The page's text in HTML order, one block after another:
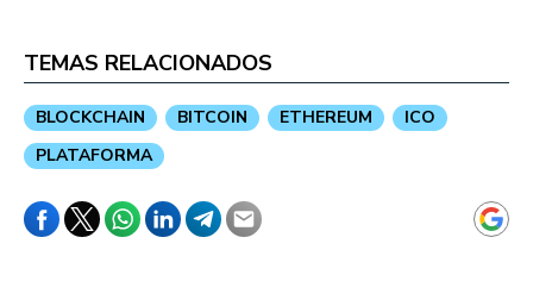
TEMAS RELACIONADOS
BLOCKCHAIN BITCOIN ETHEREUM
ICO
PLATAFORMA